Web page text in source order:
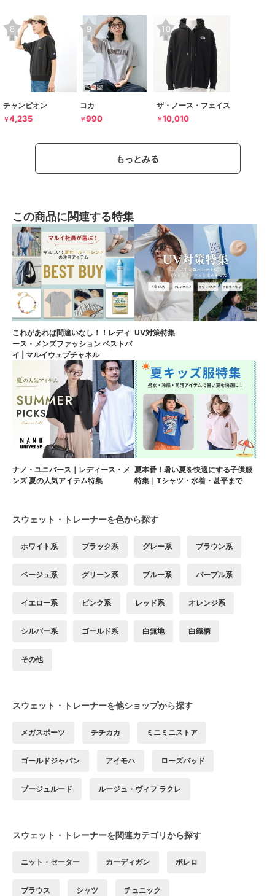
チャンピオン
￥4,235
コカ
￥990
ザ・ノース・フェイス
￥10,010
もっとみる
この商品に関連する特集
これがあれば間違いなし！！レディ
ース・メンズファッション ベストバ
イ | マルイウェブチャネル
UV対策特集
ナノ・ユニバース｜レディース・メ
ンズ 夏の人気アイテム特集
夏本番！暑い夏を快適にする子供服
特集｜Tシャツ・水着・甚平まで
スウェット・トレーナーを色から探す
ホワイト系 ブラック系 グレー系 ブラウン系
ベージュ系 グリーン系 ブルー系 パープル系
イエロー系 ピンク系 レッド系 オレンジ系
シルバー系 ゴールド系 白無地 白織柄
その他
スウェット・トレーナーを他ショップから探す
メガスポーツ チチカカ ミニミニストア
ゴールドジャパン アイモハ ローズバッド
ブージュルード ルージュ・ヴィフ ラクレ
スウェット・トレーナーを関連カテゴリから探す
ニット・セーター カーディガン ボレロ
ブラウス シャツ チュニック